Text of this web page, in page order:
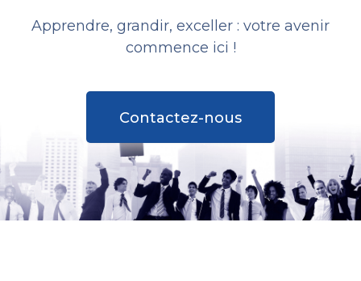
Apprendre, grandir, exceller : votre avenir
commence ici !
Contactez-nous